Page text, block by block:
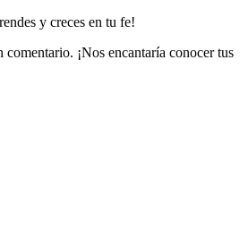
y creces en tu fe!
¡Nos encantaría conocer tus